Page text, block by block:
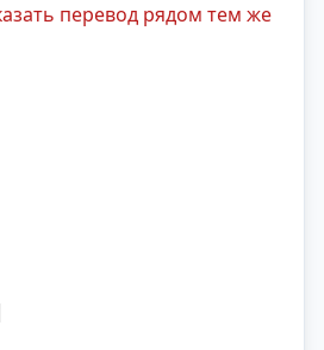
перевод рядом тем же